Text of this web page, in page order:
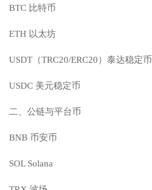
BTC 比特币
ETH 以太坊
USDT（TRC20/ERC20）泰达稳定币
USDC 美元稳定币
二、公链与平台币
BNB 币安币
SOL Solana